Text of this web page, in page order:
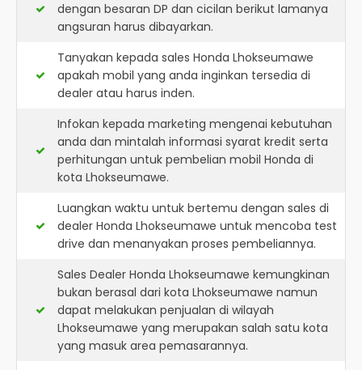
dengan besaran DP dan cicilan berikut lamanya
angsuran harus dibayarkan.
Tanyakan kepada sales Honda Lhokseumawe
apakah mobil yang anda inginkan tersedia di
dealer atau harus inden.
Infokan kepada marketing mengenai kebutuhan
anda dan mintalah informasi syarat kredit serta
perhitungan untuk pembelian mobil Honda di
kota Lhokseumawe.
Luangkan waktu untuk bertemu dengan sales di
dealer Honda Lhokseumawe untuk mencoba test
drive dan menanyakan proses pembeliannya.
Sales Dealer Honda Lhokseumawe kemungkinan
bukan berasal dari kota Lhokseumawe namun
dapat melakukan penjualan di wilayah
Lhokseumawe yang merupakan salah satu kota
yang masuk area pemasarannya.